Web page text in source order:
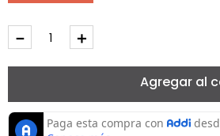
＋
－
Agregar al